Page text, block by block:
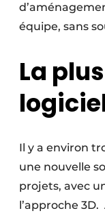
équipe, sans
La
Il y a environ
une nouvelle
projets, avec
l’approche